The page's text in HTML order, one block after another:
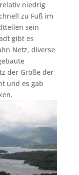
niedrig
zu Fuß im
sein
gibt es
Netz, diverse
der Größe der
und es gab